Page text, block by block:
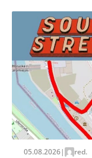
Zapamiętaj
pisania
05.08.2026| red.